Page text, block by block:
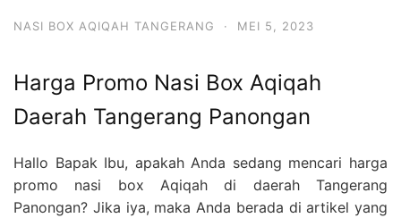
NASI BOX AQIQAH TANGERANG · MEI 5, 2023
Harga Promo Nasi Box Aqiqah
Daerah Tangerang Panongan
Hallo Bapak Ibu, apakah Anda sedang mencari harga
promo nasi box Aqiqah di daerah Tangerang
Panongan? Jika iya, maka Anda berada di artikel yang